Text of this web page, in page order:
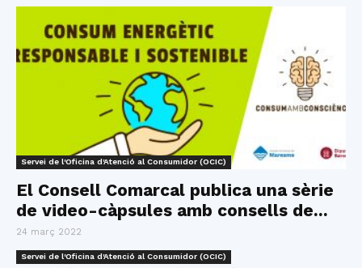
del
Maresme
Servei de l'Oficina d'Atenció al Consumidor (OCIC)
El Consell Comarcal publica una sèrie
de video-càpsules amb consells de...
24 març 2022
Servei de l'Oficina d'Atenció al Consumidor (OCIC)